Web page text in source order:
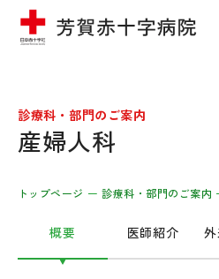
診療科・部門のご案内
産婦人科
トップページ 診療科・部門のご案内
概要 医師紹介